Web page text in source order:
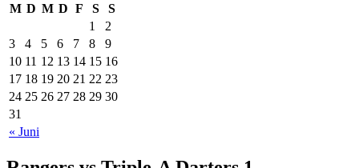
M D M D F S S
« Juni
1
2
3
4 5 6 7 8
9
10 11 12 13 14 15 16
17 18 19 20 21 22 23
24 25 26 27 28 29 30
31